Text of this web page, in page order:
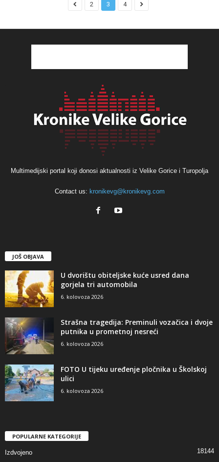
2 3 4
Multimedijski portal koji donosi aktualnosti iz Velike Gorice i Turopolja
Contact us: kronikevg@kronikevg.com
JOŠ OBJAVA
U dvorištu obiteljske kuće usred dana
gorjela tri automobila
6. kolovoza 2026
Strašna tragedija: Preminuli vozačica i dvoje
putnika u prometnoj nesreći
6. kolovoza 2026
FOTO U tijeku uređenje pločnika u Školskoj
ulici
6. kolovoza 2026
POPULARNE KATEGORIJE
Izdvojeno 18144